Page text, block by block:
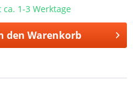
1-3 Werktage
den Warenkorb